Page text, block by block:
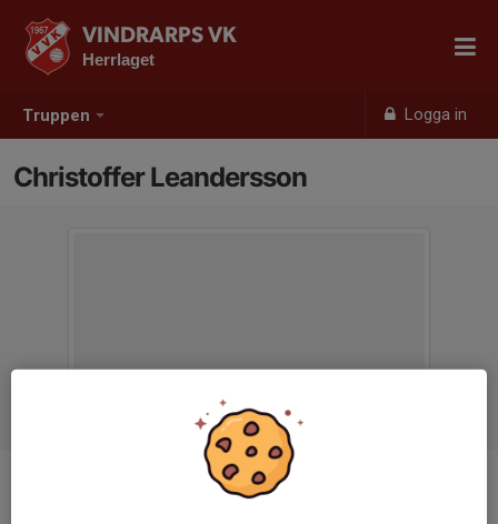
Truppen Logga in
VINDRARPS VK
Herrlaget
Christoffer Leandersson